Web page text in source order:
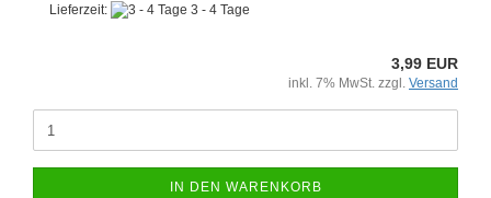
Lieferzeit: 3 - 4 Tage
3,99 EUR
inkl. 7% MwSt. zzgl. Versand
IN DEN WARENKORB